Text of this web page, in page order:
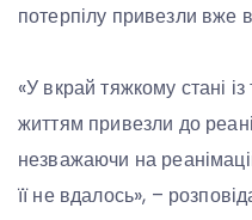
потерпілу привезли вже в
«У вкрай тяжкому стані
життям привезли до
незважаючи на
її не вдалось», –